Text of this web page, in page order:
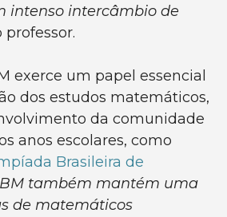
intenso intercâmbio de
professor.
exerce um papel essencial
dos estudos matemáticos,
da comunidade
anos escolares, como
Brasileira de
também mantém uma
de matemáticos